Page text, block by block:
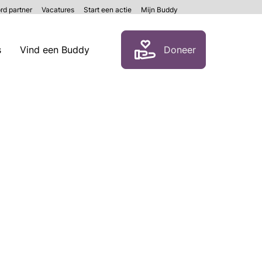
Vind een Buddy Doneer
partner Vacatures Start een actie Mijn Buddy
Zoeken